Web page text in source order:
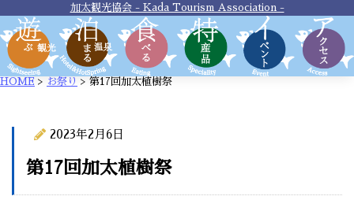
加太観光協会 - Kada Tourism Association -
HOME > お祭り > 第17回加太植樹祭
2023年2月6日
第17回加太植樹祭